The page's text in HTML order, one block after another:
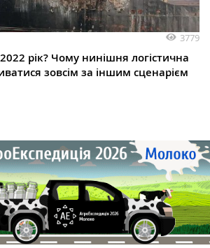
3779
рік? Чому нинішня логістична
зовсім за іншим сценарієм